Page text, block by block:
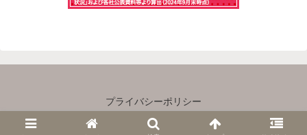
プライバシーポリシー
Copyright © 2023 主婦×ゆるＦＩＲＥ All Rights Reserved.